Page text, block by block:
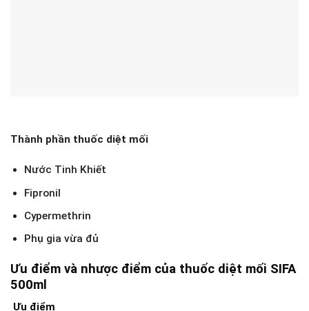
Thành phần thuốc diệt mối
Nước Tinh Khiết
Fipronil
Cypermethrin
Phụ gia vừa đủ
Ưu điểm và nhược điểm của thuốc diệt mối SIFA
500ml
Ưu điểm